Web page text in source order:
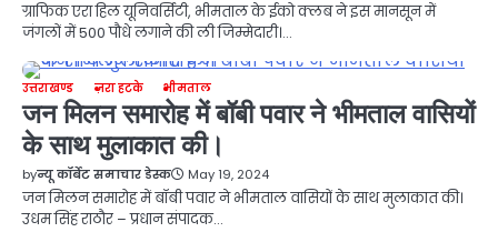
ग्राफिक एरा हिल यूनिवर्सिटी, भीमताल के ईको क्लब ने इस मानसून में
जंगलों में 500 पौधे लगाने की ली जिम्मेदारी।…
उत्तराखण्ड ज़रा हटके भीमताल
जन मिलन समारोह में बॉबी पवार ने भीमताल वासियों
के साथ मुलाकात की।
byन्यू कॉर्बेट समाचार डेस्क May 19, 2024
जन मिलन समारोह में बॉबी पवार ने भीमताल वासियों के साथ मुलाकात की।
उधम सिंह राठौर – प्रधान संपादक…